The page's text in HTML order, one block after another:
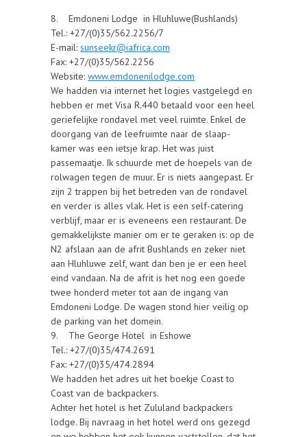
8. Emdoneni Lodge in Hluhluwe(Bushlands)
Tel.: +27/(0)35/562.2256/7
E-mail: sunseekr@iafrica.com
Fax: +27/(0)35/562.2256
Website: www.emdonenilodge.com
We hadden via internet het logies vastgelegd en
hebben er met Visa R.440 betaald voor een heel
geriefelijke rondavel met veel ruimte. Enkel de
doorgang van de leefruimte naar de slaap-
kamer was een ietsje krap. Het was juist
passemaatje. Ik schuurde met de hoepels van de
rolwagen tegen de muur. Er is niets aangepast. Er
zijn 2 trappen bij het betreden van de rondavel
en verder is alles vlak. Het is een self-catering
verblijf, maar er is eveneens een restaurant. De
gemakkelijkste manier om er te geraken is: op de
N2 afslaan aan de afrit Bushlands en zeker niet
aan Hluhluwe zelf, want dan ben je er een heel
eind vandaan. Na de afrit is het nog een goede
twee honderd meter tot aan de ingang van
Emdoneni Lodge. De wagen stond hier veilig op
de parking van het domein.
9. The George Hotel in Eshowe
Tel.: +27/(0)35/474.2691
Fax: +27/(0)35/474.2894
We hadden het adres uit het boekje Coast to
Coast van de backpackers.
Achter het hotel is het Zululand backpackers
lodge. Bij navraag in het hotel werd ons gezegd